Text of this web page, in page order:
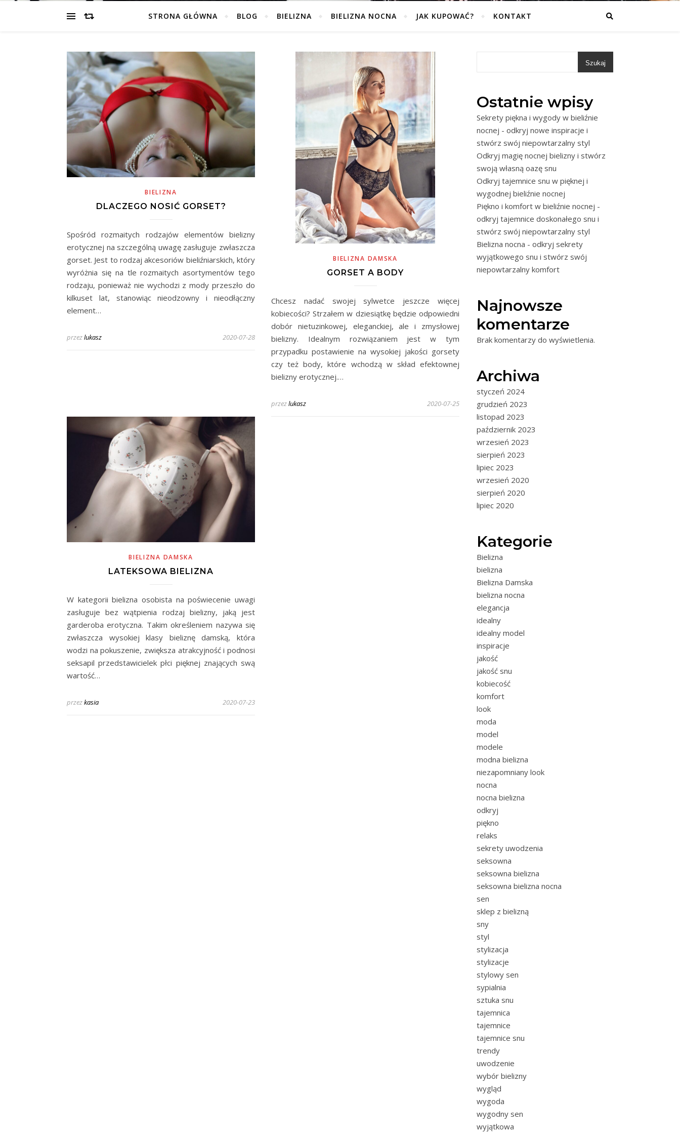
STRONA GŁÓWNA BLOG BIELIZNA BIELIZNA NOCNA JAK KUPOWAĆ? KONTAKT
BIELIZNA
DLACZEGO NOSIĆ GORSET?
Spośród rozmaitych rodzajów elementów bielizny
erotycznej na szczególną uwagę zasługuje zwłaszcza
gorset. Jest to rodzaj akcesoriów bieliźniarskich, który
wyróżnia się na tle rozmaitych asortymentów tego
rodzaju, ponieważ nie wychodzi z mody przeszło do
kilkuset lat, stanowiąc nieodzowny i nieodłączny
element…
przezlukasz 2020-07-28
BIELIZNA DAMSKA
GORSET A BODY
Chcesz nadać swojej sylwetce jeszcze więcej
kobiecości? Strzałem w dziesiątkę będzie odpowiedni
dobór nietuzinkowej, eleganckiej, ale i zmysłowej
bielizny. Idealnym rozwiązaniem jest w tym
przypadku postawienie na wysokiej jakości gorsety
czy też body, które wchodzą w skład efektownej
bielizny erotycznej.…
przezlukasz 2020-07-25
BIELIZNA DAMSKA
LATEKSOWA BIELIZNA
W kategorii bielizna osobista na poświecenie uwagi
zasługuje bez wątpienia rodzaj bielizny, jaką jest
garderoba erotyczna. Takim określeniem nazywa się
zwłaszcza wysokiej klasy bieliznę damską, która
wodzi na pokuszenie, zwiększa atrakcyjność i podnosi
seksapil przedstawicielek płci pięknej znających swą
wartość…
przezkasia 2020-07-23
Szukaj
Ostatnie wpisy
Sekrety piękna i wygody w bieliźnie
nocnej - odkryj nowe inspiracje i
stwórz swój niepowtarzalny styl
Odkryj magię nocnej bielizny i stwórz
swoją własną oazę snu
Odkryj tajemnice snu w pięknej i
wygodnej bieliźnie nocnej
Piękno i komfort w bieliźnie nocnej -
odkryj tajemnice doskonałego snu i
stwórz swój niepowtarzalny styl
Bielizna nocna - odkryj sekrety
wyjątkowego snu i stwórz swój
niepowtarzalny komfort
Najnowsze
komentarze
Brak komentarzy do wyświetlenia.
Archiwa
styczeń 2024
grudzień 2023
listopad 2023
październik 2023
wrzesień 2023
sierpień 2023
lipiec 2023
wrzesień 2020
sierpień 2020
lipiec 2020
Kategorie
Bielizna
bielizna
Bielizna Damska
bielizna nocna
elegancja
idealny
idealny model
inspiracje
jakość
jakość snu
kobiecość
komfort
look
moda
model
modele
modna bielizna
niezapomniany look
nocna
nocna bielizna
odkryj
piękno
relaks
sekrety uwodzenia
seksowna
seksowna bielizna
seksowna bielizna nocna
sen
sklep z bielizną
sny
styl
stylizacja
stylizacje
stylowy sen
sypialnia
sztuka snu
tajemnica
tajemnice
tajemnice snu
trendy
uwodzenie
wybór bielizny
wygląd
wygoda
wygodny sen
wyjątkowa